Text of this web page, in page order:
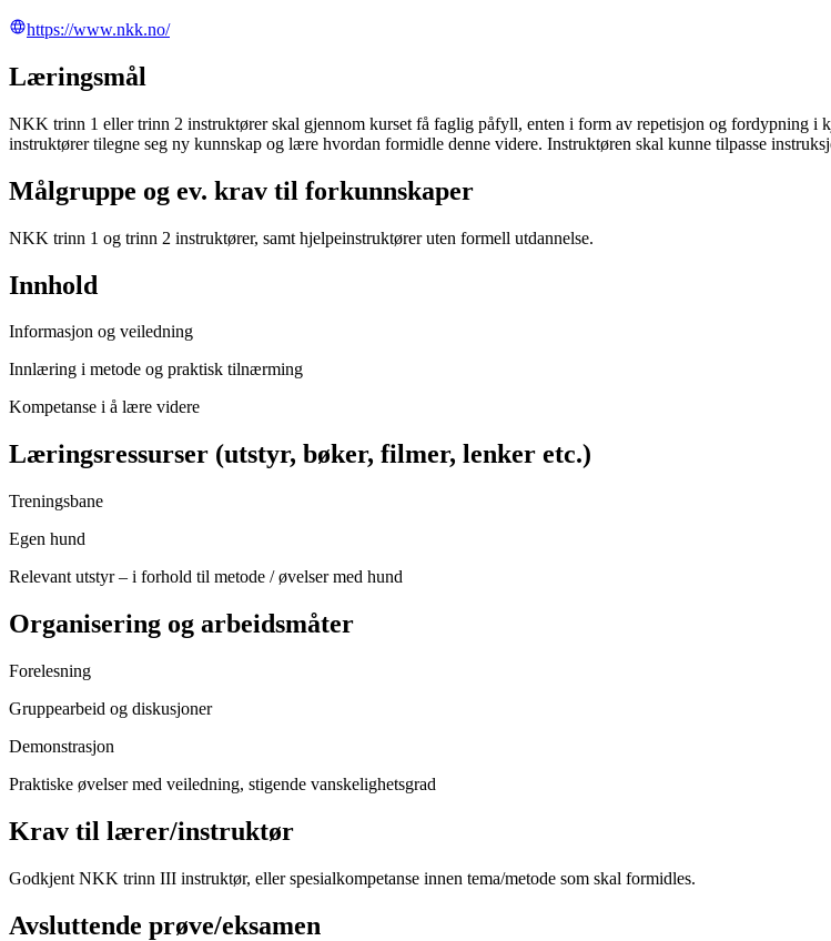
https://www.nkk.no/
Læringsmål
NKK trinn 1 eller trinn 2 instruktører skal gjennom kurset få faglig påfyll, enten i form av repetisjon og fordypning i
instruktører tilegne seg ny kunnskap og lære hvordan formidle denne videre. Instruktøren skal kunne tilpasse
Målgruppe og ev. krav til forkunnskaper
NKK trinn 1 og trinn 2 instruktører, samt hjelpeinstruktører uten formell utdannelse.
Innhold
Informasjon og veiledning
Innlæring i metode og praktisk tilnærming
Kompetanse i å lære videre
Læringsressurser (utstyr, bøker, filmer, lenker etc.)
Treningsbane
Egen hund
Relevant utstyr – i forhold til metode / øvelser med hund
Organisering og arbeidsmåter
Forelesning
Gruppearbeid og diskusjoner
Demonstrasjon
Praktiske øvelser med veiledning, stigende vanskelighetsgrad
Krav til lærer/instruktør
Godkjent NKK trinn III instruktør, eller spesialkompetanse innen tema/metode som skal formidles.
Avsluttende prøve/eksamen